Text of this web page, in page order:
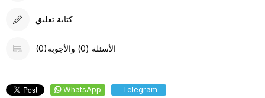
كتابة تعليق
(0)الأسئلة (0) والأجوبة
WhatsApp Telegram